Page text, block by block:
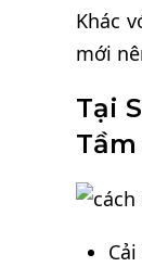
Khác
mới
Tại